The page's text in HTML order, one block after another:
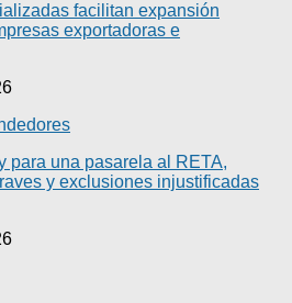
facilitan expansión
exportadoras e
para una pasarela al RETA,
y exclusiones injustificadas